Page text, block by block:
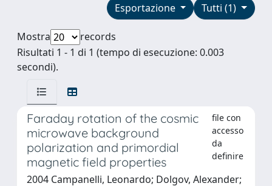
Tutti (1)
Esportazione
Mostra
records
Risultati 1 - 1 di 1 (tempo di esecuzione: 0.003
secondi).
Faraday rotation of the cosmic
microwave background
polarization and primordial
magnetic field properties
file con
accesso
da
definire
2004 Campanelli, Leonardo; Dolgov, Alexander;